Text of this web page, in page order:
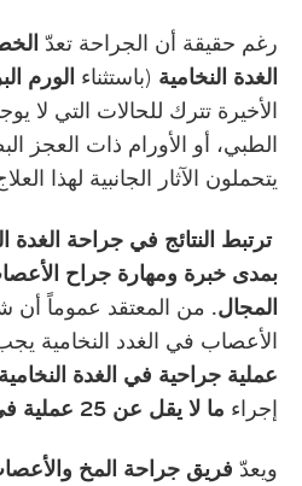
رغم حقيقة أن الجراحة تعدّ
الغدة النخامية (باستثناء الورم
الأخيرة تترك للحالات التي لا
الطبي، أو الأورام ذات العجز
يتحملون الآثار الجانبية لهذا
ترتبط النتائج في جراحة الغدة
بمدى خبرة ومهارة جراح
المجال. من المعتقد عموماً
الأعصاب في الغدد النخامية
عملية جراحية في الغدة
إجراء ما لا يقل عن 25 عملية في السنة أيضاً
ويعدّ فريق جراحة المخ